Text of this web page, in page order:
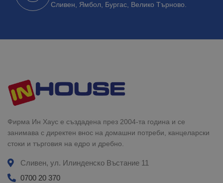
Сливен, Ямбол, Бургас, Велико Търново.
Фирма Ин Хаус е създадена през 2004-та година и се
занимава с директен внос на домашни потреби, канцеларски
стоки и търговия на едро и дребно.
Сливен, ул. Илинденско Въстание 11
0700 20 370